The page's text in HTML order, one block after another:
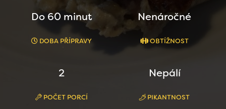
Do 60 minut
DOBA PŘÍPRAVY
Nenáročné
OBTÍŽNOST
2
POČET PORCÍ
Nepálí
PIKANTNOST